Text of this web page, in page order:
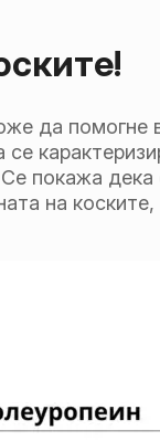
да
се
покажа дека
на